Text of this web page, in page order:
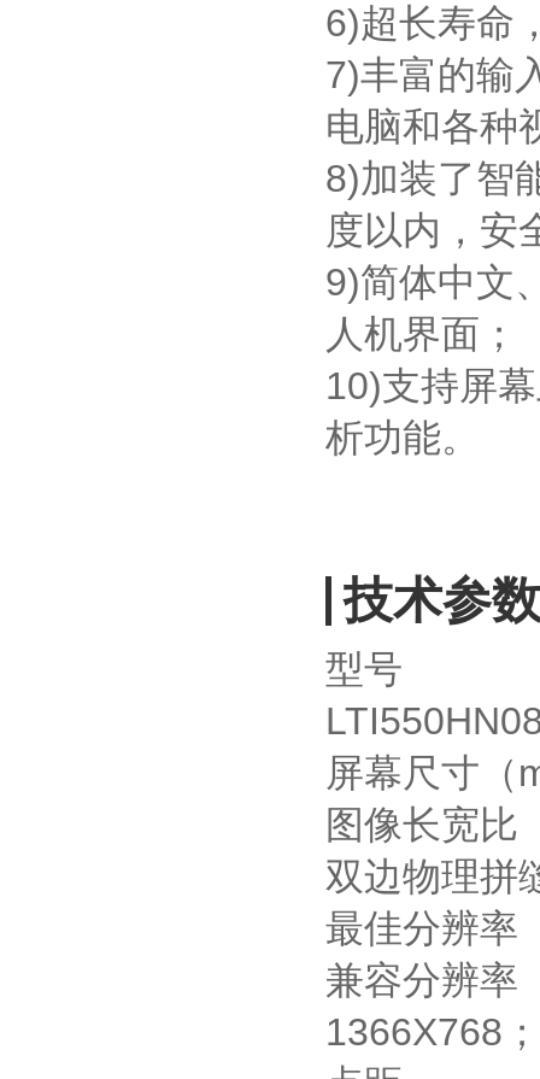
6)超长寿命
7)丰富的输
电脑和各种
8)加装了智
度以内，安
9)简体中文
人机界面；
10)支持屏
析功能。
技术参数
型号
屏幕尺寸
图像长宽比
双边物理拼
最佳分辨率
兼容分辨率
1366X768